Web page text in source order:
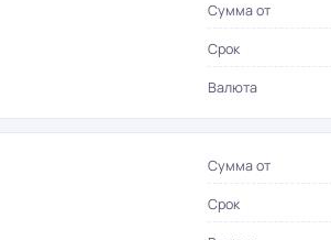
Сумма от
Срок
Валюта
Сумма от
Срок